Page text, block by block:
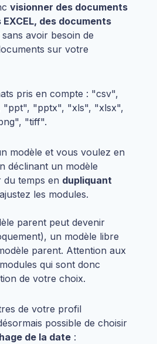
visionner des documents
EXCEL, des documents
avoir besoin de
sur votre
pris en compte : "csv",
"pptx", "xls", "xlsx",
"tiff".
modèle et vous voulez en
déclinant un modèle
du temps en dupliquant
les modules.
parent peut devenir
un modèle libre
parent. Attention aux
qui sont donc
de votre choix.
de votre profil
possible de choisir
de la date :